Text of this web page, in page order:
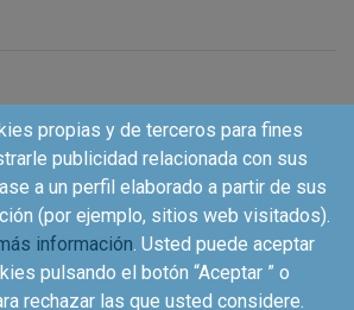
entre la colección para el baño:
esencia de
orquídea con micro-
3,25 €)
aceite de
almendra y marula
(PVP
propias y de terceros para fines
publicidad relacionada con sus
a un perfil elaborado a partir de sus
(por ejemplo, sitios web visitados).
información. Usted puede aceptar
pulsando el botón “Aceptar ” o
rechazar las que usted considere.